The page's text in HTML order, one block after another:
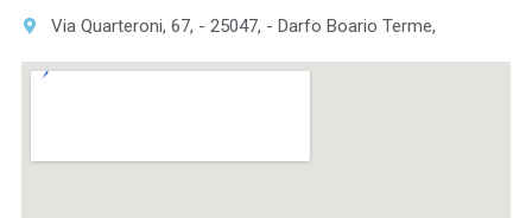
Via Quarteroni, 67, - 25047, - Darfo Boario Terme,